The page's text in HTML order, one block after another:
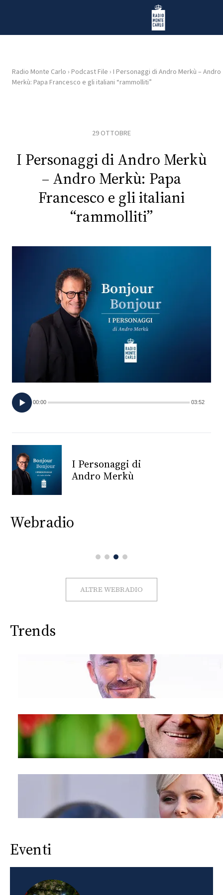
Radio Monte Carlo
HOME
RADIO
PLAYLIST
FOTO
CONCORSI
VIDEO
PRINCIPATO
DI
MONACO
CONSIGLIA
Radio Monte Carlo › Podcast File › I Personaggi di Andro Merkù – Andro
Merkù: Papa Francesco e gli italiani “rammolliti”
29 OTTOBRE
I Personaggi di Andro Merkù
– Andro Merkù: Papa
Francesco e gli italiani
“rammolliti”
00:00 03:52
I Personaggi di
Andro Merkù
Webradio
ALTRE WEBRADIO
Trends
Eventi